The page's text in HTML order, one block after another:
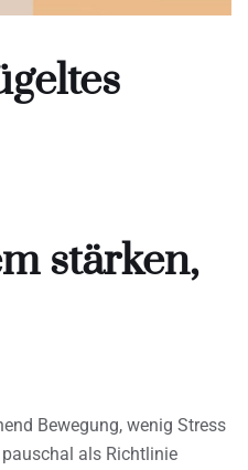
stärken,
Bewegung, wenig Stress
als Richtlinie